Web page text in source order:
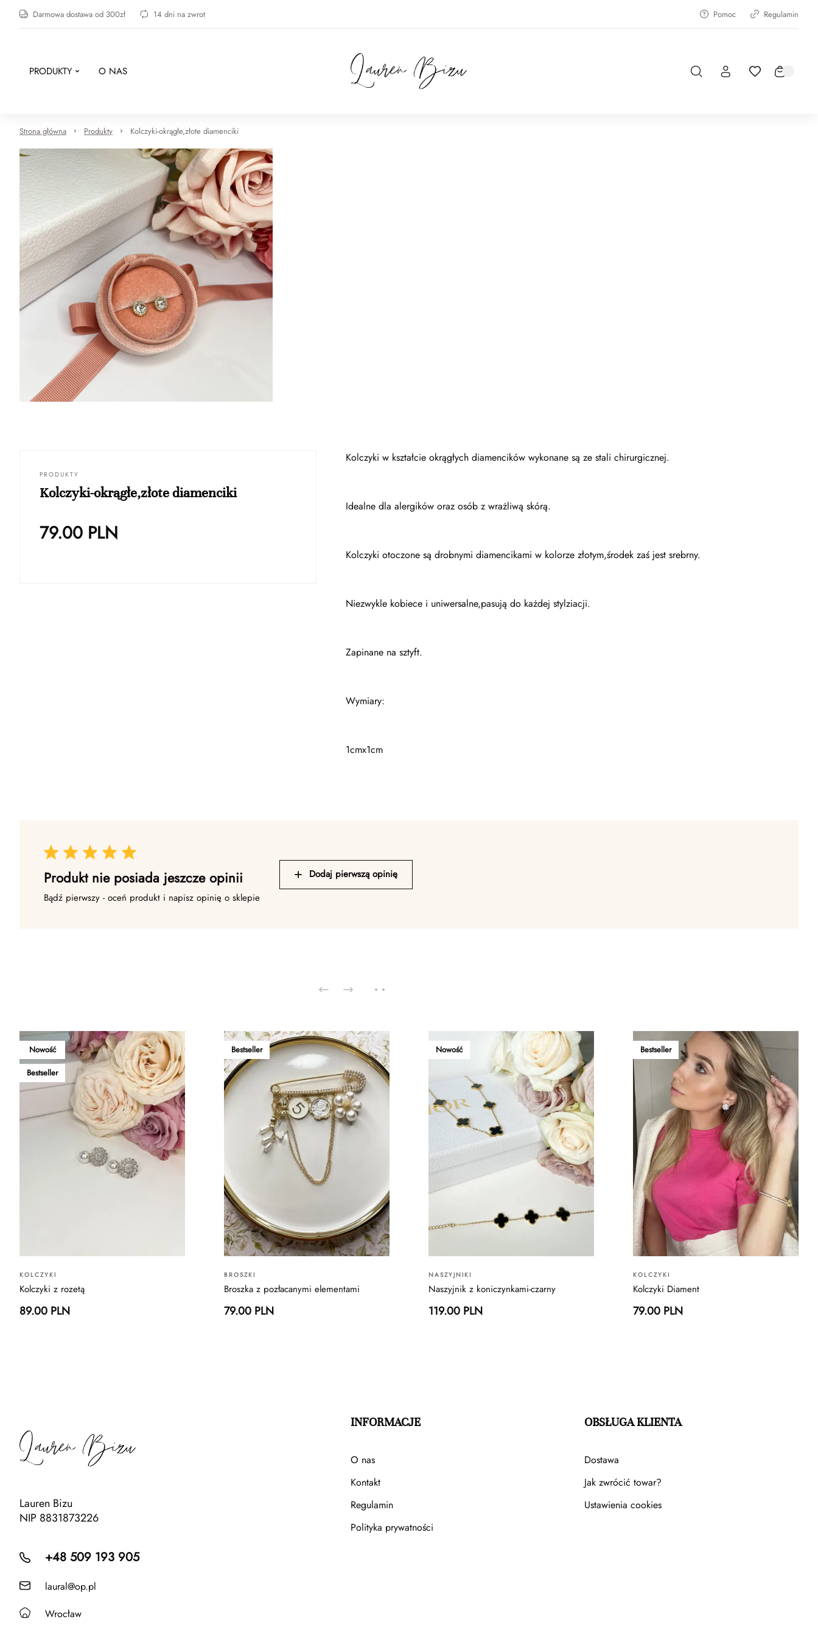
Darmowa dostawa od 300zł 14 dni na zwrot Pomoc Regulamin
PRODUKTY O NAS
Strona główna Produkty Kolczyki-okrągłe,złote diamenciki
PRODUKTY
Kolczyki-okrągłe,złote diamenciki
79.00 PLN
Kolczyki w kształcie okrągłych diamencików wykonane są ze stali chirurgicznej.
Idealne dla alergików oraz osób z wrażliwą skórą.
Kolczyki otoczone są drobnymi diamencikami w kolorze złotym,środek zaś jest srebrny.
Niezwykle kobiece i uniwersalne,pasują do każdej stylziacji.
Zapinane na sztyft.
Wymiary:
1cmx1cm
Produkt nie posiada jeszcze opinii
Bądź pierwszy - oceń produkt i napisz opinię o sklepie
Dodaj pierwszą opinię
Nowość
Bestseller
KOLCZYKI
Kolczyki z rozetą
89.00 PLN
Bestseller
BROSZKI
Broszka z pozłacanymi elementami
79.00 PLN
Nowość
NASZYJNIKI
Naszyjnik z koniczynkami-czarny
119.00 PLN
Bestseller
KOLCZYKI
Kolczyki Diament
79.00 PLN
Lauren Bizu
NIP 8831873226
+48 509 193 905
laural@op.pl
Wrocław
INFORMACJE
O nas
Kontakt
Regulamin
Polityka prywatności
OBSŁUGA KLIENTA
Dostawa
Jak zwrócić towar?
Ustawienia cookies